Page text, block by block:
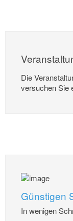
Die
versuchen Sie
Günstigen
In wenigen